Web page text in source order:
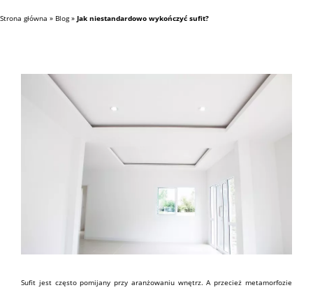
Strona główna » Blog» Jak niestandardowo wykończyć sufit?
Sufit jest często pomijany przy aranżowaniu wnętrz. A przecież metamorfozie